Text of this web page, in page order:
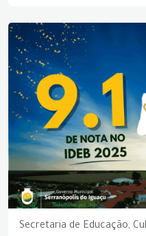
Secretaria de Educação,